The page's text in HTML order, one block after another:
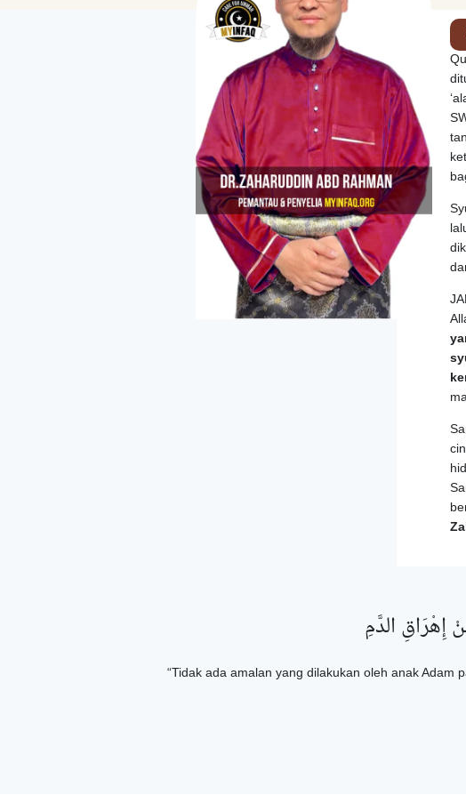
إِهْرَاقِ الدَّمِ
“Tidak ada amalan yang dilakukan oleh anak Adam